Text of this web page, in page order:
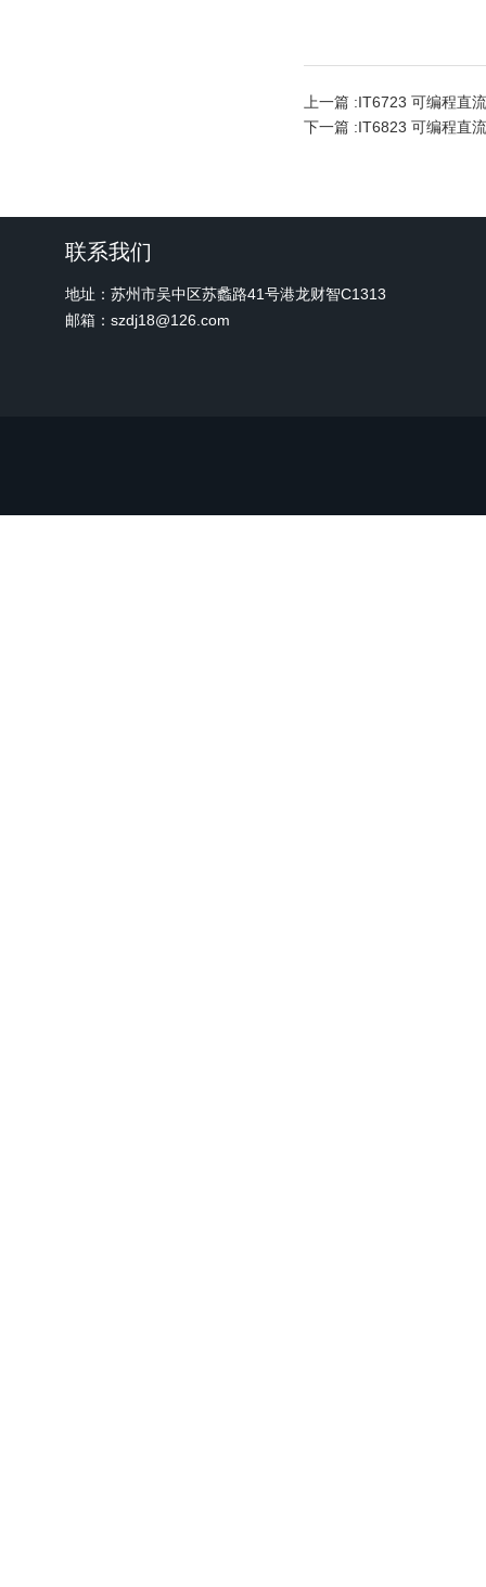
上一篇 :IT6723 可编程直
下一篇 :IT6823 可编程直
联系我们
地址：苏州市吴中区苏蠡路41号港龙财智C1313
邮箱：szdj18@126.com